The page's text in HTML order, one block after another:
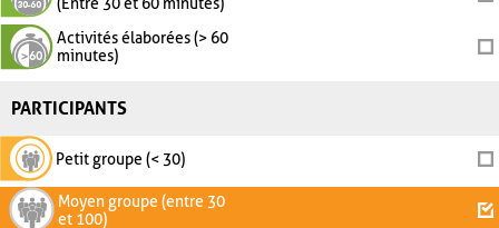
Activités élaborées (> 60
minutes)
PARTICIPANTS
Petit groupe (< 30)
Moyen groupe (entre 30
et 100)